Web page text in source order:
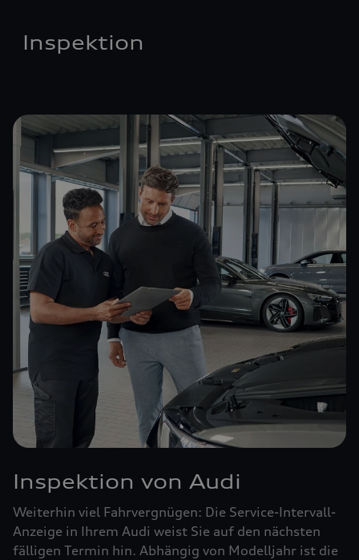
Inspektion
Inspektion von Audi
Weiterhin viel Fahrvergnügen: Die Service-Intervall-
Anzeige in Ihrem Audi weist Sie auf den nächsten
fälligen Termin hin. Abhängig von Modelljahr ist die